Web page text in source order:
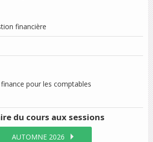
financière
pour les comptables
du cours aux sessions
AUTOMNE 2026